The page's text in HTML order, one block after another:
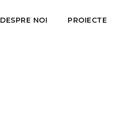
DESPRE NOI PROIECTE